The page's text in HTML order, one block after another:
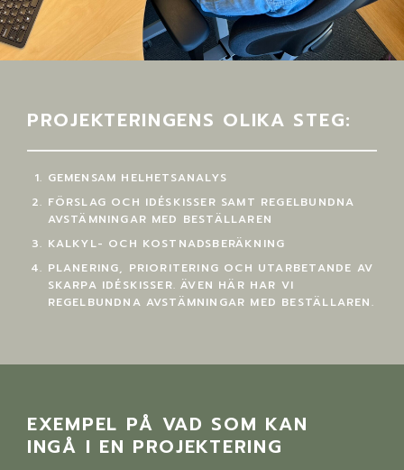
PROJEKTERINGENS OLIKA STEG:
GEMENSAM HELHETSANALYS
FÖRSLAG OCH IDÉSKISSER SAMT REGELBUNDNA
AVSTÄMNINGAR MED BESTÄLLAREN
KALKYL- OCH KOSTNADSBERÄKNING
PLANERING, PRIORITERING OCH UTARBETANDE AV
SKARPA IDÉSKISSER. ÄVEN HÄR HAR VI
REGELBUNDNA AVSTÄMNINGAR MED BESTÄLLAREN.
EXEMPEL PÅ VAD SOM KAN
INGÅ I EN PROJEKTERING